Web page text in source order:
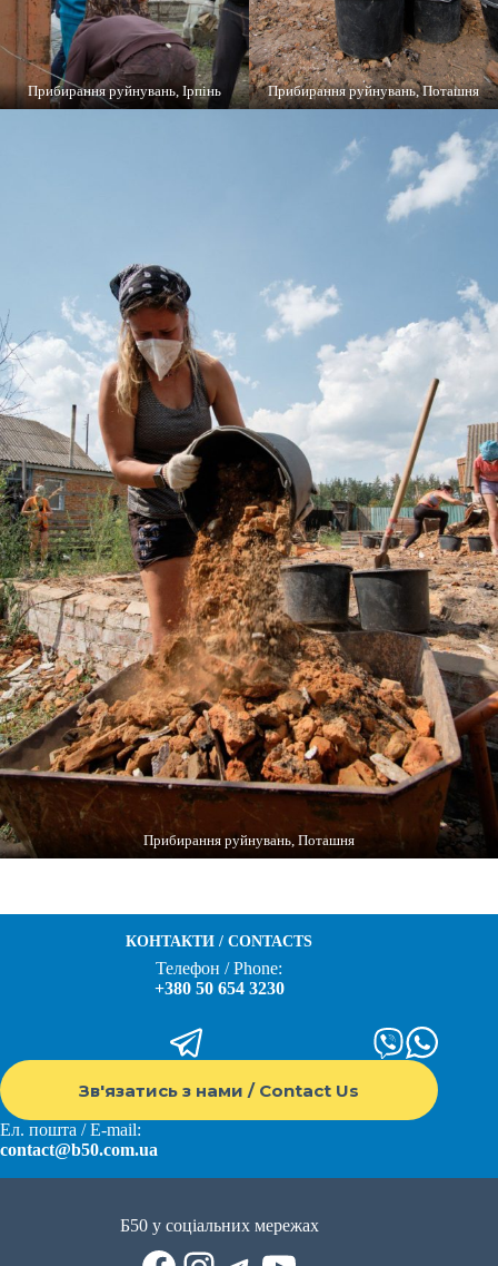
Прибирання руйнувань, Ірпінь Прибирання руйнувань, Поташня
Прибирання руйнувань, Поташня
КОНТАКТИ / CONTACTS
Телефон / Phone:
+380 50 654 3230
Зв'язатись з нами / Contact Us
Ел. пошта / E-mail:
contact@b50.com.ua
Б50 у соціальних мережах